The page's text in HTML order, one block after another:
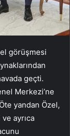
görüşmesi
geçti.
Merkezi’ne
yandan Özel,
ayrıca